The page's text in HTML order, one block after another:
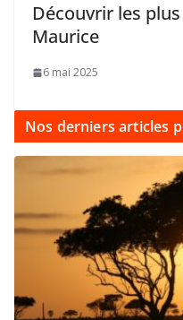
Découvrir les
Maurice
6 mai 2025
Nos derniers articles